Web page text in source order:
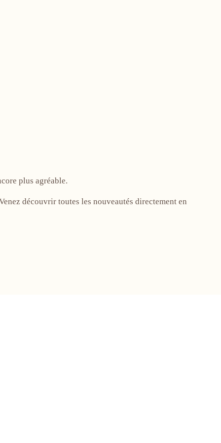
plus agréable.
découvrir toutes les nouveautés directement en